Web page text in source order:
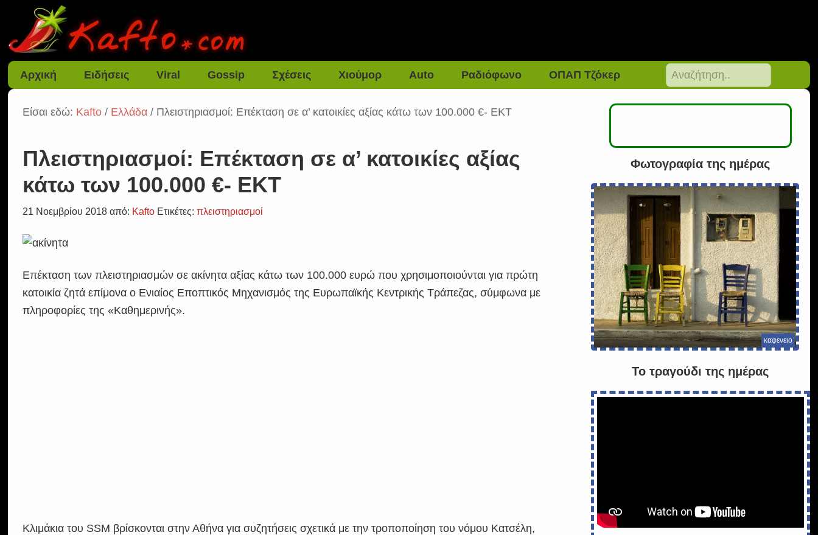
Αρχική Ειδήσεις Viral Gossip Σχέσεις Χιούμορ Auto Ραδιόφωνο ΟΠΑΠ Τζόκερ
Είσαι εδώ: Kafto / Ελλάδα / Πλειστηριασμοί: Επέκταση σε α’ κατοικίες αξίας κάτω των 100.000 €- ΕΚΤ
Πλειστηριασμοί: Επέκταση σε α’ κατοικίες αξίας
κάτω των 100.000 €- ΕΚΤ
21 Νοεμβρίου 2018 από: Kafto Ετικέτες:πλειστηριασμοί
Επέκταση των πλειστηριασμών σε ακίνητα αξίας κάτω των 100.000 ευρώ που χρησιμοποιούνται για πρώτη
κατοικία ζητά επίμονα ο Ενιαίος Εποπτικός Μηχανισμός της Ευρωπαϊκής Κεντρικής Τράπεζας, σύμφωνα με
πληροφορίες της «Καθημερινής».
Κλιμάκια του SSM βρίσκονται στην Αθήνα για συζητήσεις σχετικά με την τροποποίηση του νόμου Κατσέλη,
Φωτογραφία της ημέρας
καφενειο
Το τραγούδι της ημέρας